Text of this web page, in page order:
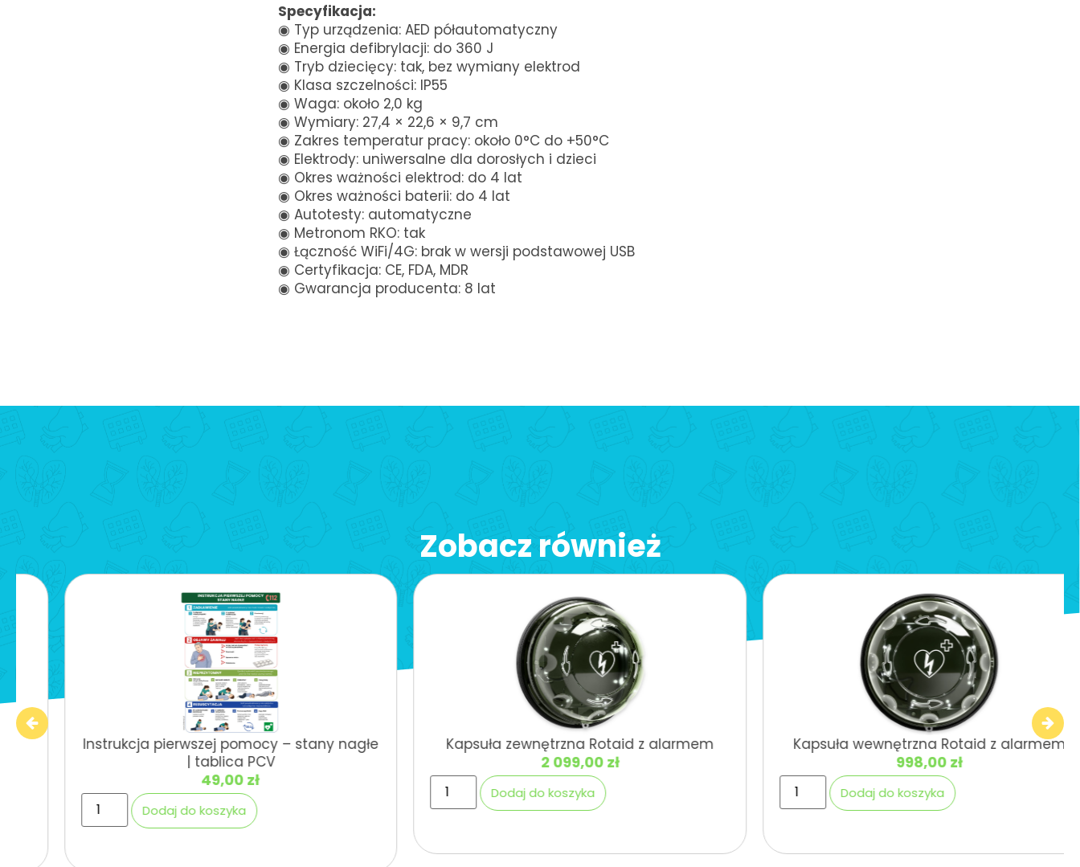
Specyfikacja:
◉ Typ urządzenia: AED półautomatyczny
◉ Energia defibrylacji: do 360 J
◉ Tryb dziecięcy: tak, bez wymiany elektrod
◉ Klasa szczelności: IP55
◉ Waga: około 2,0 kg
◉ Wymiary: 27,4 × 22,6 × 9,7 cm
◉ Zakres temperatur pracy: około 0°C do +50°C
◉ Elektrody: uniwersalne dla dorosłych i dzieci
◉ Okres ważności elektrod: do 4 lat
◉ Okres ważności baterii: do 4 lat
◉ Autotesty: automatyczne
◉ Metronom RKO: tak
◉ Łączność WiFi/4G: brak w wersji podstawowej USB
◉ Certyfikacja: CE, FDA, MDR
◉ Gwarancja producenta: 8 lat
Zobacz również
Instrukcja pierwszej pomocy – stany nagłe
| tablica PCV
49,00zł
Dodaj do koszyka
Kapsuła zewnętrzna Rotaid z alarmem
2 099,00zł
Dodaj do koszyka
Kapsuła wewnętrzna Rotaid z alarmem
998,00zł
Dodaj do koszyka